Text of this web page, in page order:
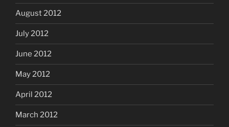
August 2012
July 2012
June 2012
May 2012
April 2012
March 2012